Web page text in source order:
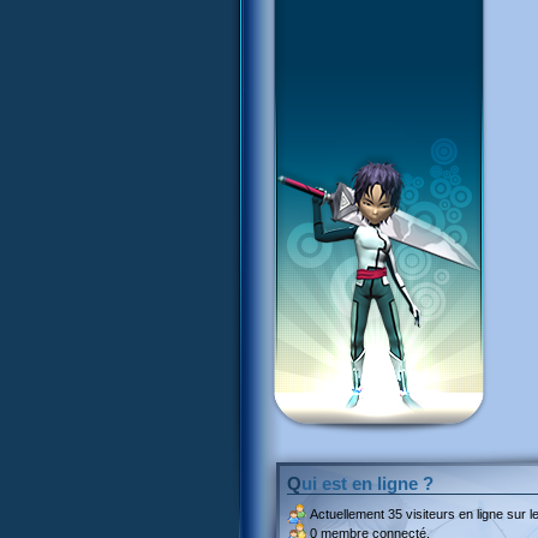
Qui est en ligne ?
Actuellement 35 visiteurs en ligne sur
0 membre connecté.